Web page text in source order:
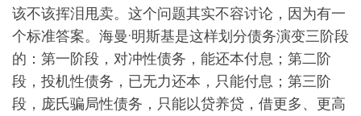
该不该挥泪甩卖。这个问题其实不容讨论，因为有一
个标准答案。海曼·明斯基是这样划分债务演变三阶段
的：第一阶段，对冲性债务，能还本付息；第二阶
段，投机性债务，已无力还本，只能付息；第三阶
段，庞氏骗局性债务，只能以贷养贷，借更多、更高